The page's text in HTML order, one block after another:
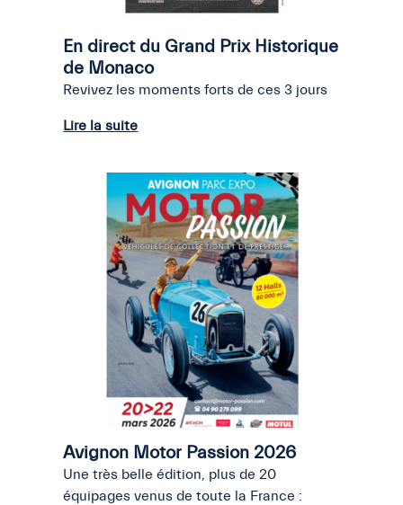
En direct du Grand Prix Historique
de Monaco
Revivez les moments forts de ces 3 jours
Lire la suite
Avignon Motor Passion 2026
Une très belle édition, plus de 20
équipages venus de toute la France :